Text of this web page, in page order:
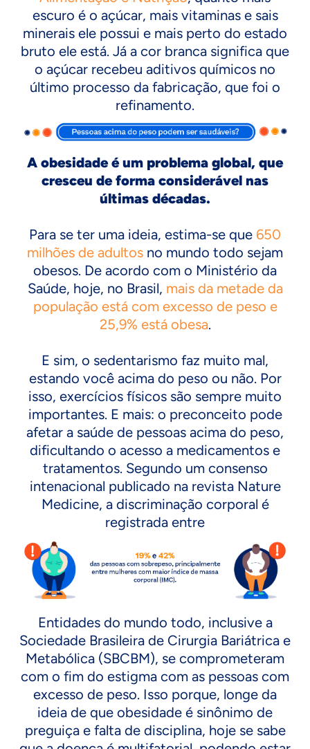
escuro é o açúcar, mais vitaminas e sais
minerais ele possui e mais perto do estado
bruto ele está. Já a cor branca significa que
o açúcar recebeu aditivos químicos no
último processo da fabricação, que foi o
refinamento.
A obesidade é um problema global, que
cresceu de forma considerável nas
últimas décadas.
Para se ter uma ideia, estima-se que 650
milhões de adultos no mundo todo sejam
obesos. De acordo com o Ministério da
Saúde, hoje, no Brasil, mais da metade da
população está com excesso de peso e
25,9% está obesa.
E sim, o sedentarismo faz muito mal,
estando você acima do peso ou não. Por
isso, exercícios físicos são sempre muito
importantes. E mais: o preconceito pode
afetar a saúde de pessoas acima do peso,
dificultando o acesso a medicamentos e
tratamentos. Segundo um consenso
intenacional publicado na revista Nature
Medicine, a discriminação corporal é
registrada entre
Entidades do mundo todo, inclusive a
Sociedade Brasileira de Cirurgia Bariátrica e
Metabólica (SBCBM), se comprometeram
com o fim do estigma com as pessoas com
excesso de peso. Isso porque, longe da
ideia de que obesidade é sinônimo de
preguiça e falta de disciplina, hoje se sabe